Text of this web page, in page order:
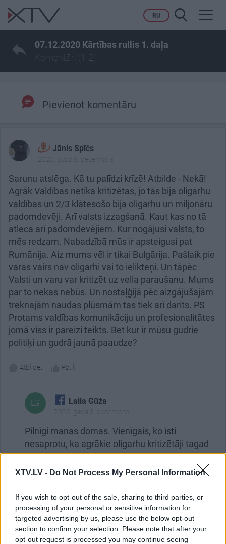
XTV.LV - Do Not Process My Personal Information
If you wish to opt-out of the sale, sharing to third parties, or
processing of your personal or sensitive information for
targeted advertising by us, please use the below opt-out
section to confirm your selection. Please note that after your
opt-out request is processed you may continue seeing
RU
07.12.2020 Kārtības rullis 1. daļa
Komentāri (1-2)
Pievienot komentāru
Jānis Spīčs
2020. gada 8. decembris
Sarunu atslēga. Kā tu palīdzi krīzē! Atbilde - Nekā!
Agrāk Valdības netika kritizētas, jo tās bija oligarhu
valdības un 2/3 klātesošo bija oligarhu un miljonāru
padomdevēji. Arī valsts izzagšanā. Kaut kas no tā
atleca arī padomdevējiem. Kur nogājusi valsts, to
mēs redzam. Nabadzībā mūs ir apsteigusi pat
Rumānija. Aiz mums vēl ir tikai Bulgārija. Pašlaik pie
varas vairs nav oligarhi vai to ielikteņi. Un tāpēc
Valsti un varu var kritizēt uz vella paraušanu. Mums
par to nekas nebūs. Un nostaļģijā pēc aizgājušajām
treknajām naudas plūsmām tas tiek arī darīts. PS
Protams valdības komunikāciju un profesionalitātes
jomā viss ir pareizi teikts. Bet kur ir mūsu gudrie
politiķi un gudrā jaunā paaudze?
Atbildēt Patīk
LG Laila Gūža
2020. gada 8. decembris
Pilnīgi manas domas. Vienīgais, ko īsti
nesaprotu, ka agrākie oligarhu kritizētāji tagad
metušies ar viņiem uz vienu roku. Tā būtu vēlme
vienkārši kritizēt jebkuru valdību vai tomēr
es neesmu sajūsmā par visu ko dara pašreizējā
valdība, bet ne jau Latvijas valsts
izsaimniekotāji būs tie kas mācīs ko darīt! Tieši
viņu dēļ esam , kur esam!